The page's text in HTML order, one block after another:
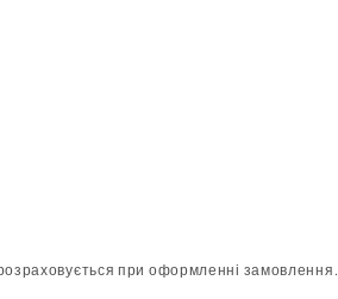
при оформленні замовлення.